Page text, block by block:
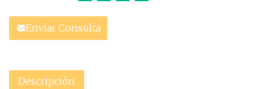
Enviar Consulta
Descripción